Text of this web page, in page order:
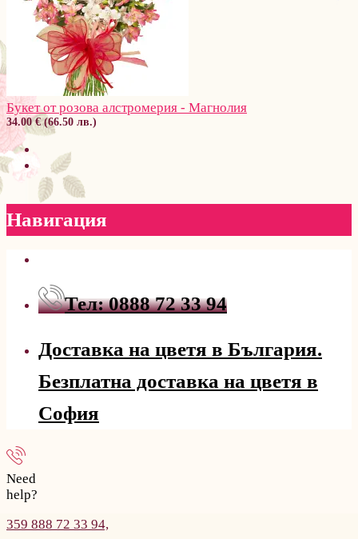
Букет от розова алстромерия - Магнолия
34.00 € (66.50 лв.)
Навигация
Тел: 0888 72 33 94
Доставка на цветя в България.
Безплатна доставка на цветя в
София
Need
help?
359 888 72 33 94,